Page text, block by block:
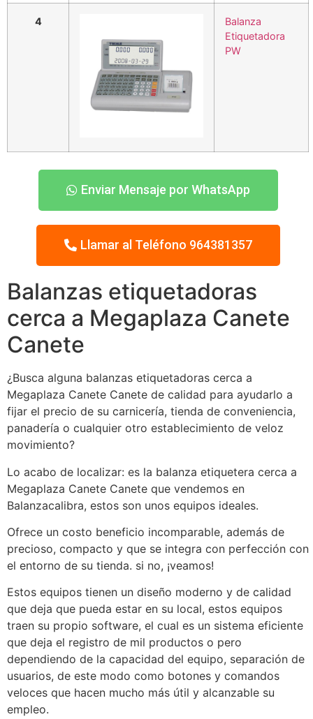
4
Balanza
Etiquetadora
PW
Enviar Mensaje por WhatsApp
Llamar al Teléfono 964381357
Balanzas etiquetadoras
cerca a Megaplaza Canete
Canete
¿Busca alguna balanzas etiquetadoras cerca a
Megaplaza Canete Canete de calidad para ayudarlo a
fijar el precio de su carnicería, tienda de conveniencia,
panadería o cualquier otro establecimiento de veloz
movimiento?
Lo acabo de localizar: es la balanza etiquetera cerca a
Megaplaza Canete Canete que vendemos en
Balanzacalibra, estos son unos equipos ideales.
Ofrece un costo beneficio incomparable, además de
precioso, compacto y que se integra con perfección con
el entorno de su tienda. si no, ¡veamos!
Estos equipos tienen un diseño moderno y de calidad
que deja que pueda estar en su local, estos equipos
traen su propio software, el cual es un sistema eficiente
que deja el registro de mil productos o pero
dependiendo de la capacidad del equipo, separación de
usuarios, de este modo como botones y comandos
veloces que hacen mucho más útil y alcanzable su
empleo.